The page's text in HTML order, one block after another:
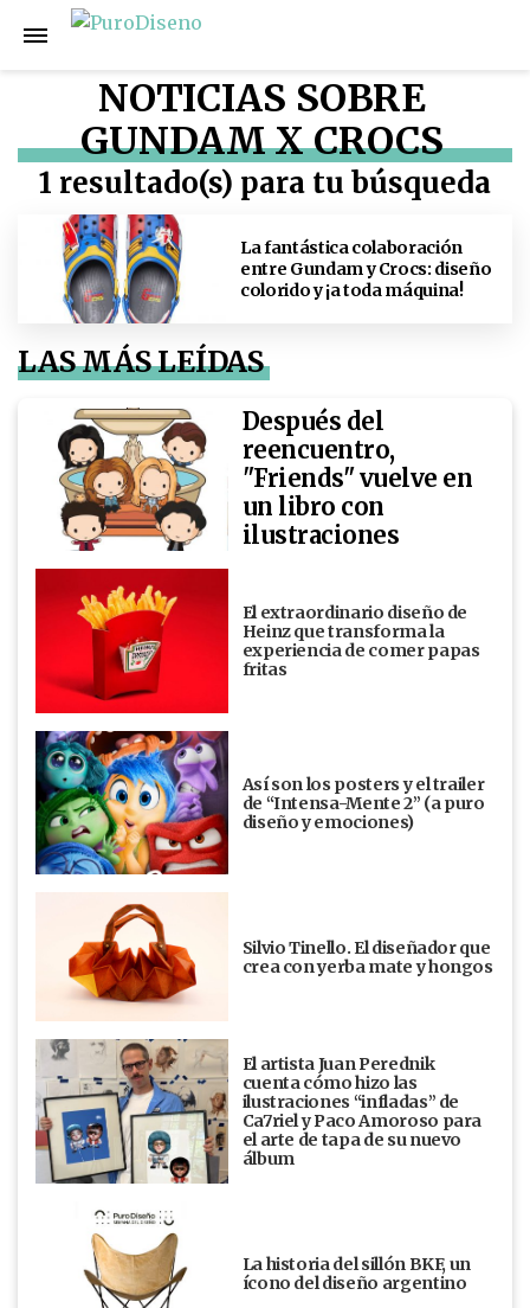
NOTICIAS SOBRE
GUNDAM X CROCS
1 resultado(s) para tu búsqueda
La fantástica colaboración
entre Gundam y Crocs: diseño
colorido y ¡a toda máquina!
LAS MÁS LEÍDAS
Después del
reencuentro,
"Friends" vuelve en
un libro con
ilustraciones
El extraordinario diseño de
Heinz que transforma la
experiencia de comer papas
fritas
Así son los posters y el trailer
de “Intensa-Mente 2” (a puro
diseño y emociones)
Silvio Tinello. El diseñador que
crea con yerba mate y hongos
El artista Juan Perednik
cuenta cómo hizo las
ilustraciones “infladas” de
Ca7riel y Paco Amoroso para
el arte de tapa de su nuevo
álbum
La historia del sillón BKF, un
ícono del diseño argentino